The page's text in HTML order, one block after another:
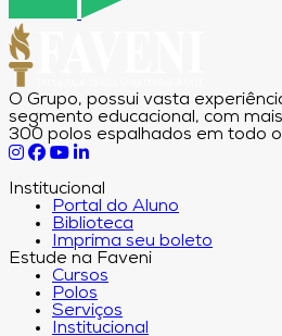
O Grupo, possui vasta
segmento educacional, com
300 polos espalhados em todo o
Institucional
Portal do Aluno
Biblioteca
Imprima seu boleto
Estude na Faveni
Cursos
Polos
Serviços
Institucional